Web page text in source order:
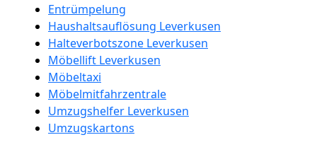
Entrümpelung
Haushaltsauflösung Leverkusen
Halteverbotszone Leverkusen
Möbellift Leverkusen
Möbeltaxi
Möbelmitfahrzentrale
Umzugshelfer Leverkusen
Umzugskartons